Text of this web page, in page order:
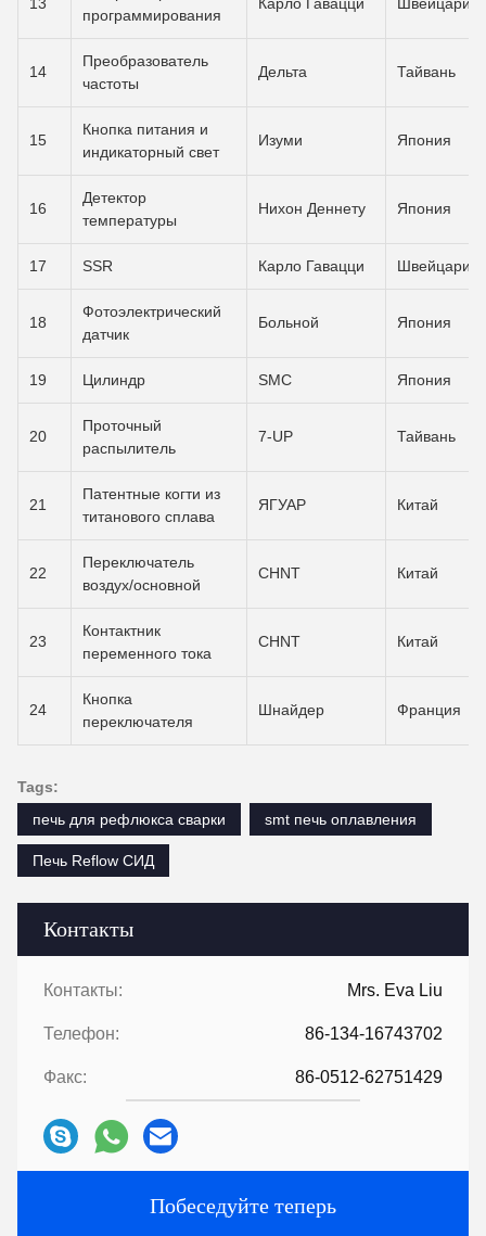
Контакты
Контакты: Mrs. Eva Liu
Телефон: 86-134-16743702
Факс: 86-0512-62751429
Побеседуйте теперь
программирования
14
Преобразователь
частоты
Дельта Тайвань
15
Кнопка питания и
индикаторный свет
Изуми Япония
16
Детектор
температуры
Нихон Деннету Япония
17 SSR Карло Гавацци Швейцария
18
Фотоэлектрический
датчик
Больной Япония
19 Цилиндр SMC Япония
20
Проточный
распылитель
7-UP Тайвань
21
Патентные когти из
титанового сплава
ЯГУАР Китай
22
Переключатель
воздух/основной
CHNT Китай
23
Контактник
переменного тока
CHNT Китай
24
Кнопка
переключателя
Шнайдер Франция
Tags:
печь для рефлюкса сварки
smt печь оплавления
Печь Reflow СИД